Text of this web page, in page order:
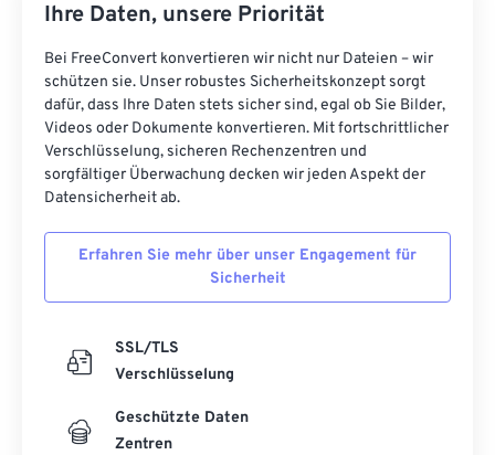
Ihre Daten, unsere Priorität
Bei FreeConvert konvertieren wir nicht nur Dateien – wir
schützen sie. Unser robustes Sicherheitskonzept sorgt
dafür, dass Ihre Daten stets sicher sind, egal ob Sie Bilder,
Videos oder Dokumente konvertieren. Mit fortschrittlicher
Verschlüsselung, sicheren Rechenzentren und
sorgfältiger Überwachung decken wir jeden Aspekt der
Datensicherheit ab.
Erfahren Sie mehr über unser Engagement für
Sicherheit
SSL/TLS
Verschlüsselung
Geschützte Daten
Zentren